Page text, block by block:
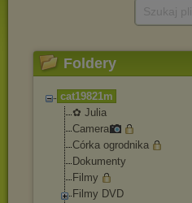
Foldery
cat19821m
✿ Julia
Camera
Córka ogrodnika
Dokumenty
Filmy
Filmy DVD